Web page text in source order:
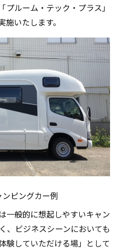
ルーム・テック・プラス」
いたします。
ンピングカー例
一般的に想起しやすいキャン
、ビジネスシーンにおいても
験していただける場」として